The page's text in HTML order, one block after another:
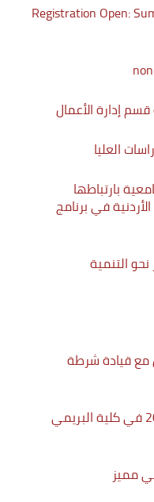
Registration Open:
إدارة الأعمال
العليا
بارتباطها
في برنامج
التنمية
مع قيادة شرطة
الاسبوع التعريفي 2025 في كلية البريمي
مميز